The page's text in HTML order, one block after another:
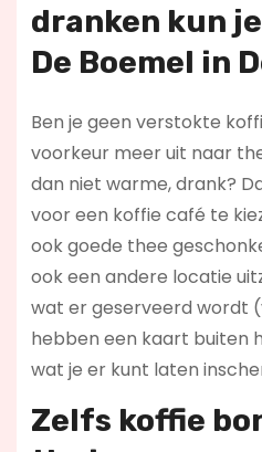
dranken kun
De Boemel in
Ben je geen verstokte
voorkeur meer uit naar
dan niet warme, drank?
voor een koffie café te
ook goede thee
ook een andere locatie
wat er geserveerd wordt
hebben een kaart buiten
wat je er kunt laten
Zelfs koffie